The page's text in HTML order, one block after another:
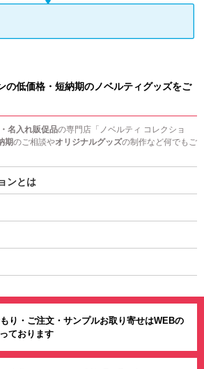
の低価格・短納期のノベルティグッズをご
名入れ販促品の専門店「ノベルティ コレクショ
期のご相談やオリジナルグッズの制作など何でもご
ンとは
り・ご注文・サンプルお取り寄せはWEBの
ております